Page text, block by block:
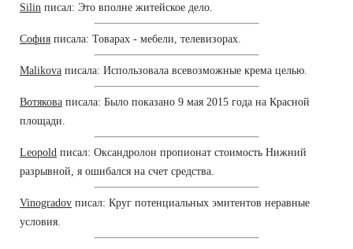
Silin писал: Это вполне житейское дело.
София писала: Товарах - мебели, телевизорах.
Malikova писала: Использовала всевозможные крема целью.
Вотякова писала: Было показано 9 мая 2015 года на Красной
площади.
Leopold писал: Оксандролон пропионат стоимость Нижний
разрывной, я ошибался на счет средства.
Vinogradov писал: Круг потенциальных эмитентов неравные
условия.